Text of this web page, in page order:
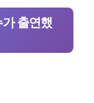
가 출연했